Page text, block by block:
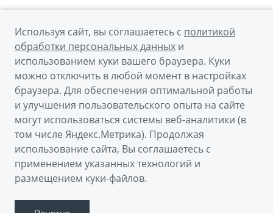
ATLAS
OKAVANGO
MONJARO
Новости
Наша команда
Правовая информация
Контакты
Мы в соцсетях
© 2026
Официальный сайт Geely в России
Политика обработки персональных данных
Правовая информация
Используя сайт, вы соглашаетесь с политикой
обработки персональных данных и
использованием куки вашего браузера. Куки
можно отключить в любой момент в настройках
браузера. Для обеспечения оптимальной работы
и улучшения пользовательского опыта на сайте
могут использоваться системы веб-аналитики (в
том числе Яндекс.Метрика). Продолжая
использование сайта, Вы соглашаетесь с
применением указанных технологий и
размещением куки-файлов.